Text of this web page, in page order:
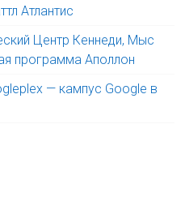
Атлантис
Центр Кеннеди, Мыс
программа Аполлон
— кампус Google в